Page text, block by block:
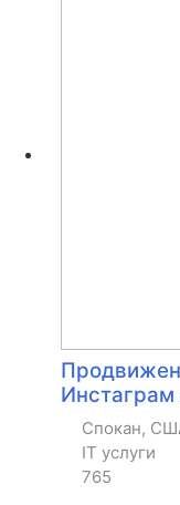
Инстаграм
Спокан,
IT услуги
765